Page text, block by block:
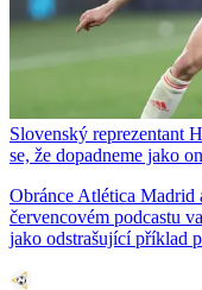
Slovenský reprezentant
se, že dopadneme jako
Obránce Atlética Madrid
červencovém podcastu
jako odstrašující příklad